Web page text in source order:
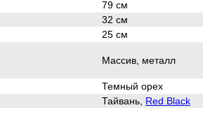
79 см
32 см
25 см
Массив, металл
Темный орех
Тайвань, Red Black